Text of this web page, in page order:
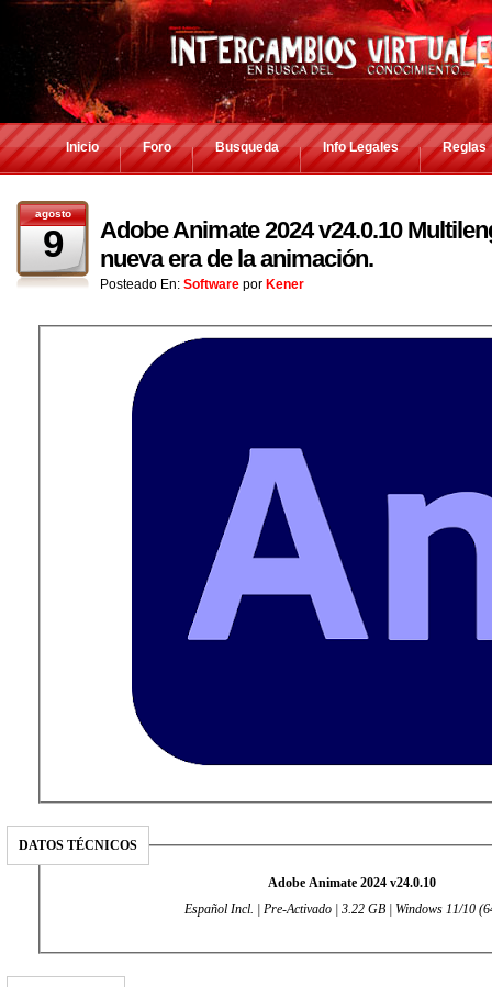
Inicio Foro Busqueda Info Legales Reglas
agosto
9
Adobe Animate 2024 v24.0.10
nueva era de la animación.
Posteado En: Software por Kener
DATOS TÉCNICOS
Adobe Animate 2024 v24.0.10
Español Incl. | Pre-Activado | 3.22 GB | Windows 11/10